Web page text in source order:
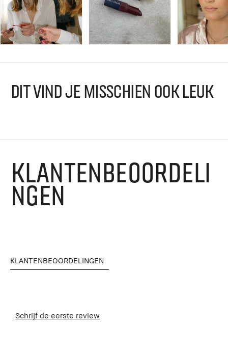
DIT VIND JE MISSCHIEN OOK LEUK
KLANTENBEOORDELI
NGEN
KLANTENBEOORDELINGEN
Schrijf de eerste review